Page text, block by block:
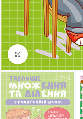
Клацніть, щоб